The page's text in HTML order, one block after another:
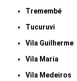
Tremembé
Tucuruvi
Vila Guilherme
Vila Maria
Vila Medeiros